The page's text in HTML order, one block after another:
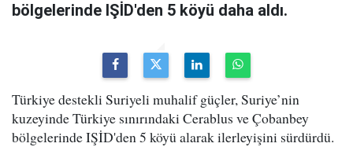
bölgelerinde IŞİD'den 5 köyü daha aldı.
Türkiye destekli Suriyeli muhalif güçler, Suriye’nin
kuzeyinde Türkiye sınırındaki Cerablus ve Çobanbey
bölgelerinde IŞİD'den 5 köyü alarak ilerleyişini sürdürdü.